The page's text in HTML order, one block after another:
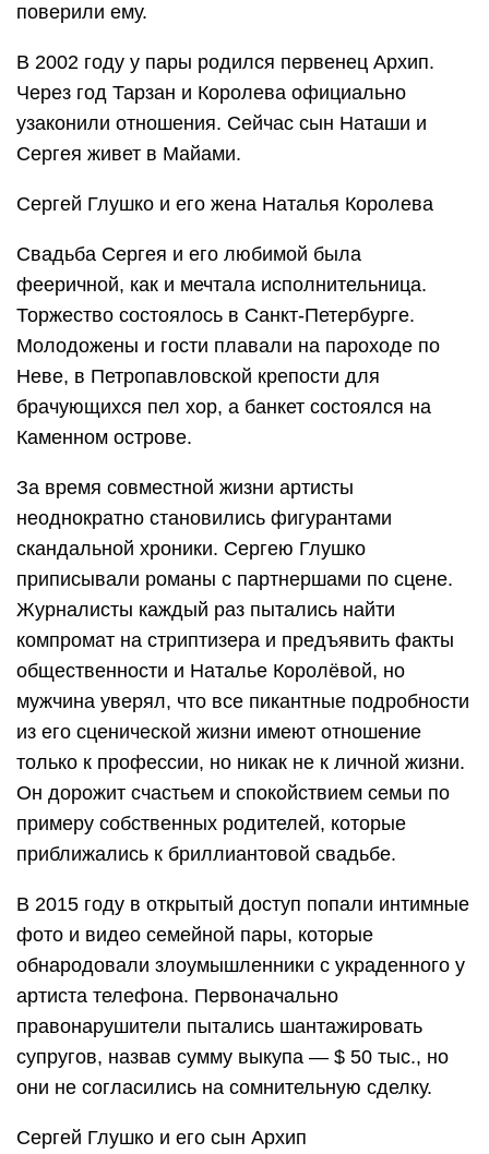
поверили ему.
В 2002 году у пары родился первенец Архип.
Через год Тарзан и Королева официально
узаконили отношения. Сейчас сын Наташи и
Сергея живет в Майами.
Сергей Глушко и его жена Наталья Королева
Свадьба Сергея и его любимой была
фееричной, как и мечтала исполнительница.
Торжество состоялось в Санкт-Петербурге.
Молодожены и гости плавали на пароходе по
Неве, в Петропавловской крепости для
брачующихся пел хор, а банкет состоялся на
Каменном острове.
За время совместной жизни артисты
неоднократно становились фигурантами
скандальной хроники. Сергею Глушко
приписывали романы с партнершами по сцене.
Журналисты каждый раз пытались найти
компромат на стриптизера и предъявить факты
общественности и Наталье Королёвой, но
мужчина уверял, что все пикантные подробности
из его сценической жизни имеют отношение
только к профессии, но никак не к личной жизни.
Он дорожит счастьем и спокойствием семьи по
примеру собственных родителей, которые
приближались к бриллиантовой свадьбе.
В 2015 году в открытый доступ попали интимные
фото и видео семейной пары, которые
обнародовали злоумышленники с украденного у
артиста телефона. Первоначально
правонарушители пытались шантажировать
супругов, назвав сумму выкупа — $ 50 тыс., но
они не согласились на сомнительную сделку.
Сергей Глушко и его сын Архип